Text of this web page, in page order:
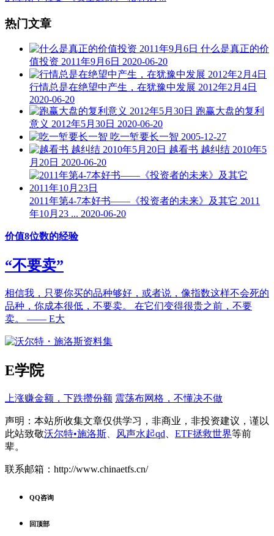
热门文章
什么是真正的价
值投资 2011年9月6日 2020-06-20
行情总是在绝望中产生，在犹豫中发展 2012年2月4日
2020-06-20
跑赢大盘的复利
意义 2012年5月30日 2020-06-20
吃一堑要长一智 2005-12-27
越看书 越纠结 2010年5
月20日 2020-06-20
2011年第4-7本好书——《投资者的未来》及其它 2011
年10月23 ... 2020-06-20
价值8位数的经验
“不要卖”
相信我，只要你买的品种够好，或者说，像指数这样不会死的
品种，你成本很低，不要卖。 在它们变得很贵之前，不要
卖。 —— E大
E学院
上涨赚金额，下跌攒份额 震荡布网格，不懂决不做
声明：本站所收集文章仅供学习，非商业，非投资建议，谨以
此站致敬沃尔特•施洛斯 风声水起qd ETF拯救世界等前
辈。
联系邮箱：http://www.chinaetfs.cn/
QQ咨询
回顶部